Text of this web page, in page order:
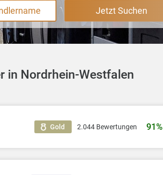
in Nordrhein-Westfalen
Gold 2.044 Bewertungen 91%
Jetzt Suchen